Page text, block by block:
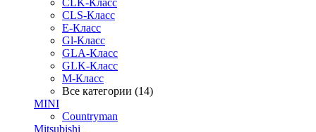
CLK-Класс
CLS-Класс
E-Класс
Gl-Класс
GLA-Класс
GLK-Класс
M-Класс
Все категории (14)
MINI
Countryman
Mitsubishi